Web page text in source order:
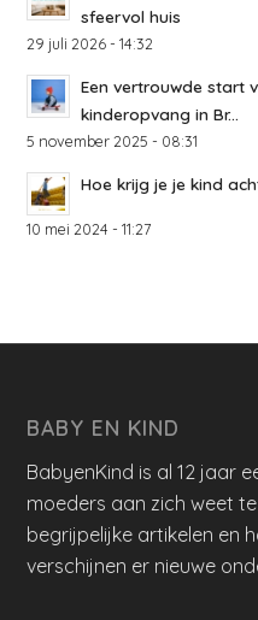
sfeervol huis
29 juli 2026 - 14:32
Een vertrouwde start
kinderopvang in Br...
5 november 2025 - 08:31
Hoe krijg je je kind
10 mei 2024 - 11:27
BABY EN KIND
BabyenKind is al 12 jaar
moeders aan zich weet
begrijpelijke artikelen en
verschijnen er nieuwe